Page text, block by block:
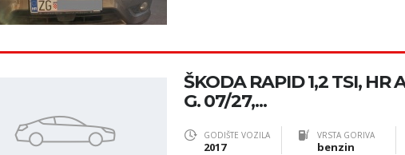
ŠKODA RAPID 1,2 TSI, HR
G. 07/27,...
GODIŠTE VOZILA
2017
VRSTA GORIVA
benzin